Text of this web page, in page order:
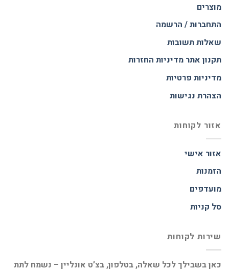
מוצרים
התחברות / הרשמה
שאלות תשובות
תקנון אתרמדיניות החזרות
מדיניות פרטיות
הצהרת נגישות
אזור לקוחות
אזור אישי
הזמנות
מועדפים
סל קניות
שירות לקוחות
כאן בשבילך לכל שאלה, בטלפון, בצ’ט אונליין – נשמח לתת